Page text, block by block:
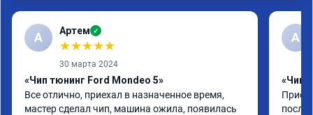
А Артем ✓
★★★★★
30 марта 2024
«Чип тюнинг Ford Mondeo 5»
Все отлично, приехал в назначенное время,
мастер сделал чип, машина ожила, появилась
А
«Чип
после